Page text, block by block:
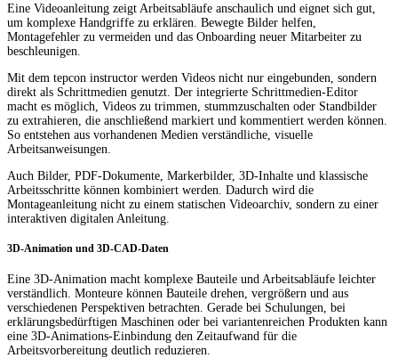
Eine Videoanleitung zeigt Arbeitsabläufe anschaulich und eignet sich gut,
um komplexe Handgriffe zu erklären. Bewegte Bilder helfen,
Montagefehler zu vermeiden und das Onboarding neuer Mitarbeiter zu
beschleunigen.
Mit dem tepcon instructor werden Videos nicht nur eingebunden, sondern
direkt als Schrittmedien genutzt. Der integrierte Schrittmedien-Editor
macht es möglich, Videos zu trimmen, stummzuschalten oder Standbilder
zu extrahieren, die anschließend markiert und kommentiert werden können.
So entstehen aus vorhandenen Medien verständliche, visuelle
Arbeitsanweisungen.
Auch Bilder, PDF-Dokumente, Markerbilder, 3D-Inhalte und klassische
Arbeitsschritte können kombiniert werden. Dadurch wird die
Montageanleitung nicht zu einem statischen Videoarchiv, sondern zu einer
interaktiven digitalen Anleitung.
3D-Animation und 3D-CAD-Daten
Eine 3D-Animation macht komplexe Bauteile und Arbeitsabläufe leichter
verständlich. Monteure können Bauteile drehen, vergrößern und aus
verschiedenen Perspektiven betrachten. Gerade bei Schulungen, bei
erklärungsbedürftigen Maschinen oder bei variantenreichen Produkten kann
eine 3D-Animations-Einbindung den Zeitaufwand für die
Arbeitsvorbereitung deutlich reduzieren.